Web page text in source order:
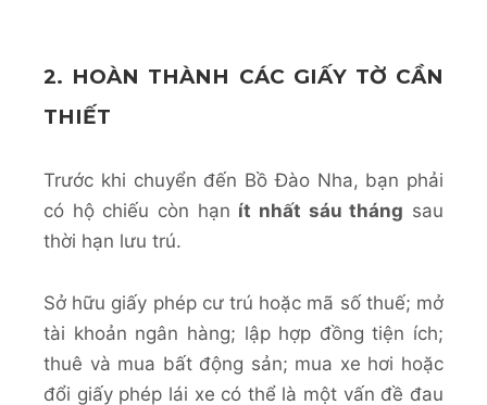
2. HOÀN THÀNH CÁC GIẤY TỜ CẦN
THIẾT
Trước khi chuyển đến Bồ Đào Nha, bạn phải
có hộ chiếu còn hạn ít nhất sáu tháng sau
thời hạn lưu trú.
Sở hữu giấy phép cư trú hoặc mã số thuế; mở
tài khoản ngân hàng; lập hợp đồng tiện ích;
thuê và mua bất động sản; mua xe hơi hoặc
đổi giấy phép lái xe có thể là một vấn đề đau